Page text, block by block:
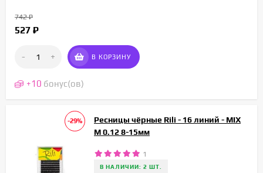
742₽
527 ₽
- + В КОРЗИНУ
+10 бонус(ов)
-29%
Ресницы чёрные Rili - 16 линий - MIX
M 0.12 8-15мм
1
В НАЛИЧИИ: 2 ШТ.